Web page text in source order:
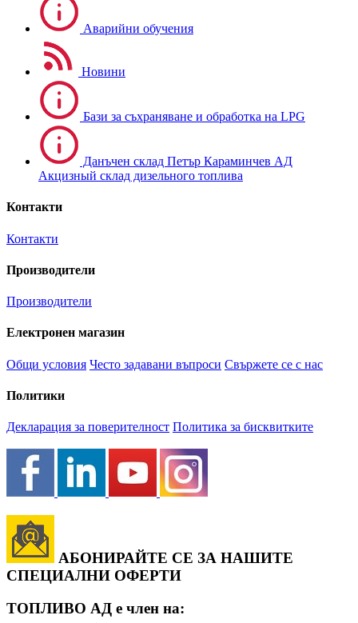
Аварийни обучения
Новини
Бази за съхраняване и обработка на LPG
Данъчен склад Петър Караминчев АД
Акцизный склад дизельного топлива
Контакти
Контакти
Производители
Производители
Електронен магазин
Общи условия Често задавани въпроси Свържете се с нас
Политики
Декларация за поверителност Политика за бисквитките
АБОНИРАЙТЕ СЕ ЗА НАШИТЕ
СПЕЦИАЛНИ ОФЕРТИ
ТОПЛИВО АД е член на: